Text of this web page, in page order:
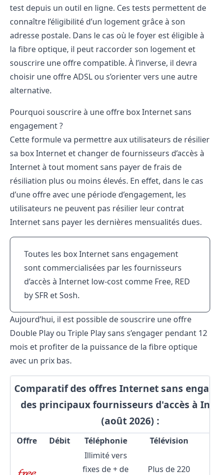
test depuis un outil en ligne. Ces tests permettent de
connaître l’éligibilité d’un logement grâce à son
adresse postale. Dans le cas où le foyer est éligible à
la fibre optique, il peut raccorder son logement et
souscrire une offre compatible. À l’inverse, il devra
choisir une offre ADSL ou s’orienter vers une autre
alternative.
Pourquoi souscrire à une offre box Internet sans
engagement ?
Cette formule va permettre aux utilisateurs de résilier
sa box Internet et changer de fournisseurs d’accès à
Internet à tout moment sans payer de frais de
résiliation plus ou moins élevés. En effet, dans le cas
d’une offre avec une période d’engagement, les
utilisateurs ne peuvent pas résilier leur contrat
Internet sans payer les dernières mensualités dues.
Toutes les box Internet sans engagement
sont commercialisées par les fournisseurs
d’accès à Internet low-cost comme Free, RED
by SFR et Sosh.
Aujourd’hui, il est possible de souscrire une offre
Double Play ou Triple Play sans s’engager pendant 12
mois et profiter de la puissance de la fibre optique
avec un prix bas.
Comparatif des offres Internet sans
des principaux fournisseurs d'accès à
(août 2026) :
Offre Débit Téléphonie Télévision
Illimité vers
fixes de + de
Plus de 220